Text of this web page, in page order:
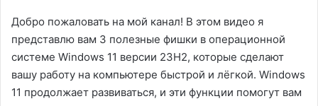
Добро пожаловать на мой канал! В этом видео я
представлю вам 3 полезные фишки в операционной
системе Windows 11 версии 23H2, которые сделают
вашу работу на компьютере быстрой и лёгкой. Windows
11 продолжает развиваться, и эти функции помогут вам